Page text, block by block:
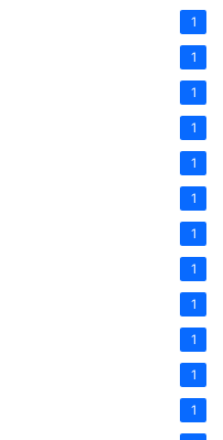
1
1
1
1
1
1
1
1
1
1
1
1